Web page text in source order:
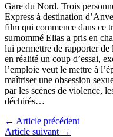
Gare du Nord. Trois
Express à destination
film qui commence dans ce
surnommé Elias a pris en
lui permettre de rapporter
en réalité un coup d’essai,
l’emploie veut le mettre à
maîtriser une obsession
par les scènes de violence,
déchirés…
← Article précédent
Article suivant →